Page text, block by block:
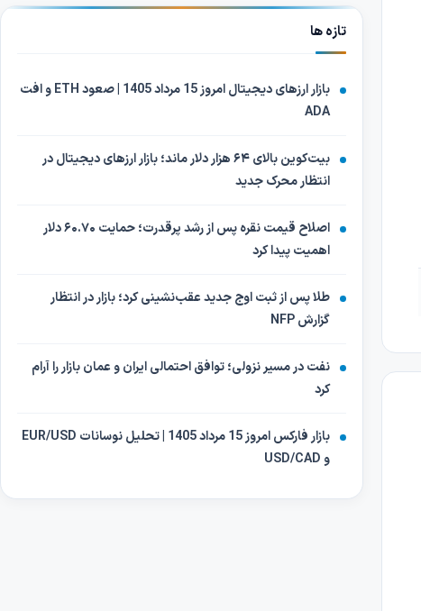
تازه ها
بازار ارزهای دیجیتال امروز 15 مرداد 1405 | صعود ETH و افت
ADA
بیت‌کوین بالای ۶۴ هزار دلار ماند؛ بازار ارزهای دیجیتال در
انتظار محرک جدید
اصلاح قیمت نقره پس از رشد پرقدرت؛ حمایت ۶۰.۷۰ دلار
اهمیت پیدا کرد
طلا پس از ثبت اوج جدید عقب‌نشینی کرد؛ بازار در انتظار
گزارش NFP
نفت در مسیر نزولی؛ توافق احتمالی ایران و عمان بازار را آرام
کرد
بازار فارکس امروز 15 مرداد 1405 | تحلیل نوسانات EUR/USD
و USD/CAD